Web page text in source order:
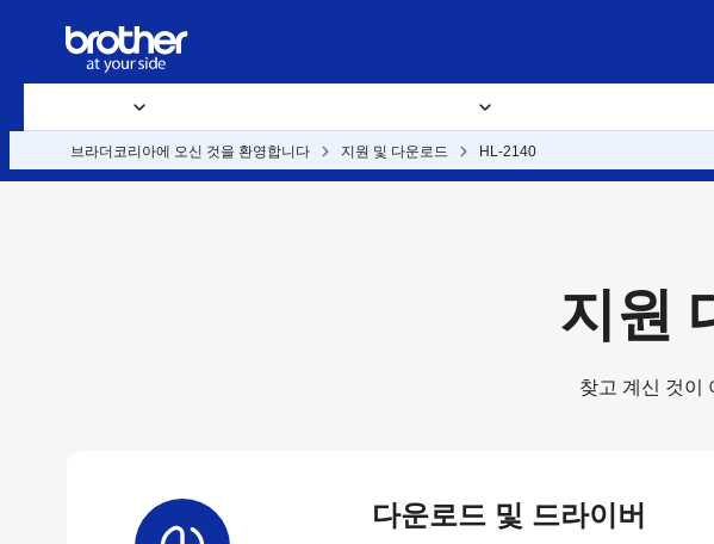
브라더코리아에 오신 것을 환영합니다 지원 및 다운로드 HL-2140
지원
찾고 계신 것이
다운로드 및 드라이버